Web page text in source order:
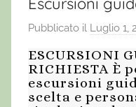
Pubblicato il Luglio 1,
ESCURSIONI
RICHIESTA È
escursioni
scelta e